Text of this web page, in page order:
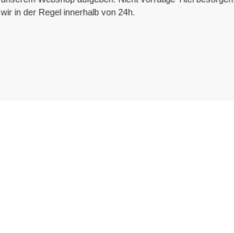
wir in der Regel innerhalb von 24h.